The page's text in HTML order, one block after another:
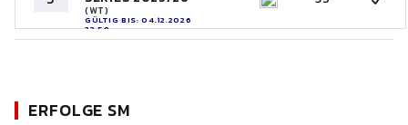
(WT)
GÜLTIG BIS: 04.12.2026
23:59
ERFOLGE SM